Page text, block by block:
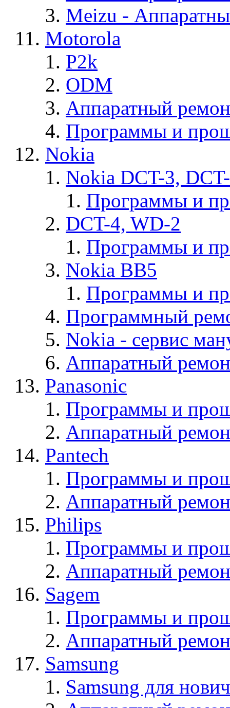
Meizu -
Motorola
P2k
ODM
Аппаратный
Программы и
Nokia
Nokia DCT-3,
Программы и
DCT-4, WD-2
Программы и
Nokia BB5
Программы и
Программный
Nokia - cервис
Аппаратный
Panasonic
Программы и
Аппаратный
Pantech
Программы и
Аппаратный
Philips
Программы и
Аппаратный
Sagem
Программы и
Аппаратный
Samsung
Samsung для